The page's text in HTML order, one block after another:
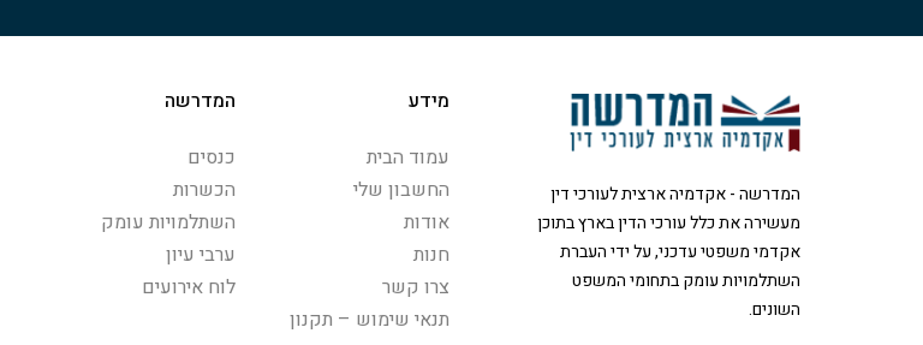
המדרשה - אקדמיה ארצית לעורכי דין
מעשירה את כלל עורכי הדין בארץ בתוכן
אקדמי משפטי עדכני, על ידי העברת
השתלמויות עומק בתחומי המשפט
השונים.
מידע
עמוד הבית
החשבון שלי
אודות
חנות
צרו קשר
תנאי שימוש – תקנון
המדרשה
כנסים
הכשרות
השתלמויות עומק
ערבי עיון
לוח אירועים